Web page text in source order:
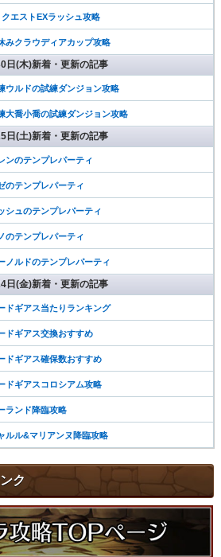
クエストEXラッシュ攻略
みクラウディアカップ攻略
日(木)新着・更新の記事
ウルドの試練ダンジョン攻略
大喬小喬の試練ダンジョン攻略
日(土)新着・更新の記事
ンのテンプレパーティ
のテンプレパーティ
シュのテンプレパーティ
のテンプレパーティ
ノルドのテンプレパーティ
日(金)新着・更新の記事
ドギアス当たりランキング
ドギアス交換おすすめ
ドギアス確保数おすすめ
ドギアスコロシアム攻略
ランド降臨攻略
ルル&マリアンヌ降臨攻略
ク